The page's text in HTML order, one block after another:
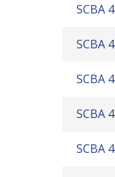
SCBA
SCBA
SCBA
SCBA
SCBA